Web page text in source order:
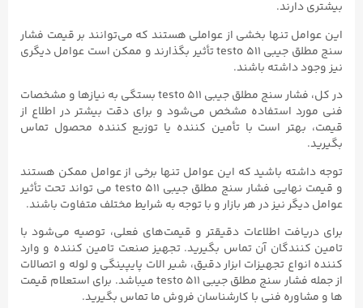
بیشتری دارند.
این عوامل تنها بخشی از عواملی هستند که می‌توانند بر قیمت فشار
سنج مطلق جیبی testo ۵۱۱ تأثیر بگذارند و ممکن است عوامل دیگری
نیز وجود داشته باشند.
در کل، فشار سنج مطلق جیبی testo ۵۱۱ بستگی به نیازها و مشخصات
فنی مورد استفاده مشخص می‌شود و برای دقت بیشتر در اطلاع از
قیمت، بهتر است با تأمین کننده یا توزیع کننده محصول تماس
بگیرید.
توجه داشته باشید که این عوامل تنها برخی از عوامل ممکن هستند
و قیمت نهایی فشار سنج مطلق جیبی testo ۵۱۱ می تواند تحت تأثیر
عوامل دیگر نیز در هر بازار و با توجه به شرایط مختلف متفاوت باشند.
برای دریافت اطلاعات دقیقتر و قیمت‌های فعلی، توصیه می‌شود با
تامین کنندگان آن تماس بگیرید. تجهیز صنعت تامین کننده و وارد
کننده انواع تجهیزات ابزار دقیق، شیر الات پایپینگی و لوله و اتصالات
از جمله فشار سنج مطلق جیبی testo ۵۱۱ میباشد. برای استعلام قیمت
ها و مشاوره فنی با کارشناسان فروش ما تماس بگیرید.